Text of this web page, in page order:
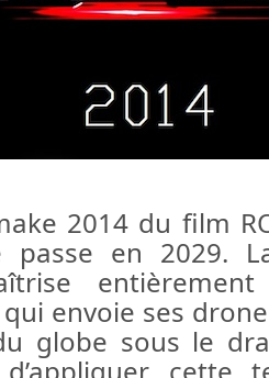
2014 du film
passe en 2029.
envoie ses
globe sous le